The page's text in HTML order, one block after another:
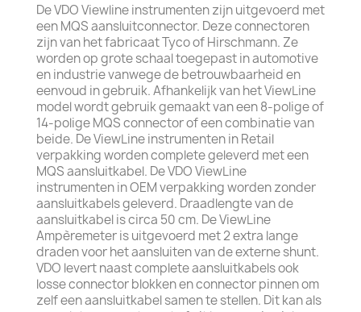
De VDO Viewline instrumenten zijn uitgevoerd met
een MQS aansluitconnector. Deze connectoren
zijn van het fabricaat Tyco of Hirschmann. Ze
worden op grote schaal toegepast in automotive
en industrie vanwege de betrouwbaarheid en
eenvoud in gebruik. Afhankelijk van het ViewLine
model wordt gebruik gemaakt van een 8-polige of
14-polige MQS connector of een combinatie van
beide. De ViewLine instrumenten in Retail
verpakking worden complete geleverd met een
MQS aansluitkabel. De VDO ViewLine
instrumenten in OEM verpakking worden zonder
aansluitkabels geleverd. Draadlengte van de
aansluitkabel is circa 50 cm. De ViewLine
Ampèremeter is uitgevoerd met 2 extra lange
draden voor het aansluiten van de externe shunt.
VDO levert naast complete aansluitkabels ook
losse connector blokken en connector pinnen om
zelf een aansluitkabel samen te stellen. Dit kan als